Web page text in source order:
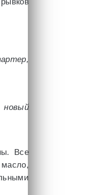
новый
Все